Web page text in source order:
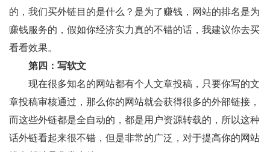
的，我们买外链目的是什么？是为了赚钱，网站的排名是为
赚钱服务的，假如你经济实力真的不错的话，我建议你去买
看看效果。
第四：写软文
现在很多知名的网站都有个人文章投稿，只要你写的文
章投稿审核通过，那么你的网站就会获得很多的外部链接，
而这些外链都是全自动的，都是用户资源转载的，所以这种
话外链看起来很不错，但是非常的广泛，对于提高你的网站